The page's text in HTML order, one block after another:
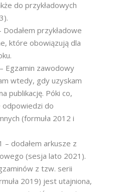
do przykładowych
przykładowe
które obowiązują dla
Egzamin zawodowy
wtedy, gdy uzyskam
publikację. Póki co,
odpowiedzi do
(formuła 2012 i
dodałem arkusze z
(sesja lato 2021).
z tzw. serii
2019) jest utajniona,